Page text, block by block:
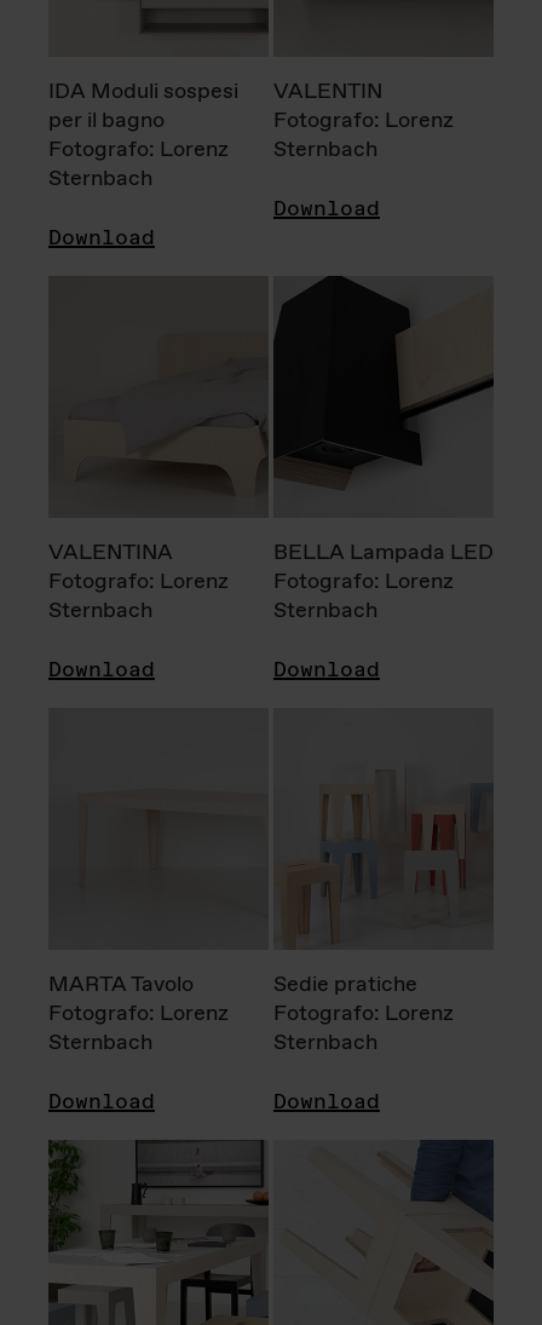
IDA Moduli sospesi
per il bagno
Fotografo: Lorenz
Sternbach
Download
VALENTIN
Fotografo: Lorenz
Sternbach
Download
VALENTINA
Fotografo: Lorenz
Sternbach
Download
BELLA Lampada LED
Fotografo: Lorenz
Sternbach
Download
MARTA Tavolo
Fotografo: Lorenz
Sternbach
Download
Sedie pratiche
Fotografo: Lorenz
Sternbach
Download